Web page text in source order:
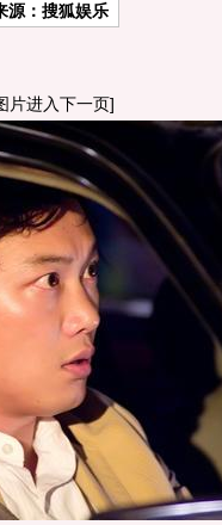
源：搜狐娱乐
片进入下一页]